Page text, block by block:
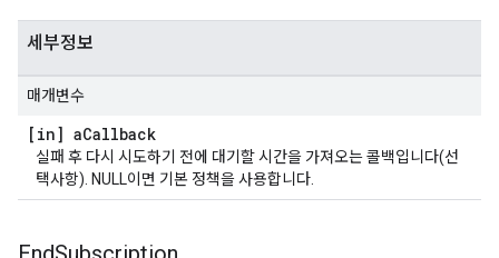
세부정보
매개변수
[in] aCallback
실패 후 다시 시도하기 전에 대기할 시간을 가져오는 콜백입니다(선
택사항). NULL이면 기본 정책을 사용합니다.